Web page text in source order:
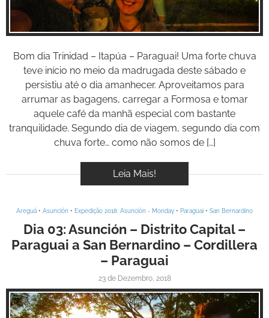
Bom dia Trinidad – Itapúa – Paraguai! Uma forte chuva
teve início no meio da madrugada deste sábado e
persistiu até o dia amanhecer. Aproveitamos para
arrumar as bagagens, carregar a Formosa e tomar
aquele café da manhã especial com bastante
tranquilidade. Segundo dia de viagem, segundo dia com
chuva forte… como não somos de […]
Leia Mais!
Areguá • Asunción • Expedição 2018: Asunción - Monday • Paraguai • San Bernardino
Dia 03: Asunción – Distrito Capital –
Paraguai a San Bernardino – Cordillera
– Paraguai
23 de Dezembro, 2018